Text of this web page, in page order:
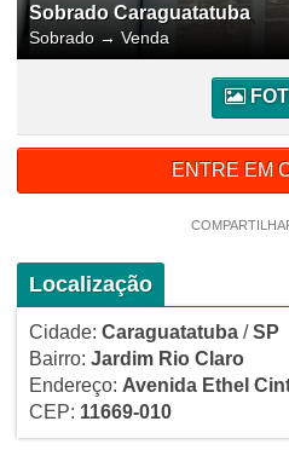
Sobrado Caraguatatuba
Sobrado → Venda
ENTRE EM
Localização
Cidade: Caraguatatuba/SP
Bairro: Jardim Rio Claro
Endereço: Avenida Ethel
CEP: 11669-010